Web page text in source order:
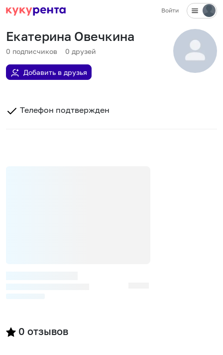
Войти
Екатерина Овечкина
0 подписчиков 0 друзей
Добавить в друзья
Телефон подтвержден
0 отзывов